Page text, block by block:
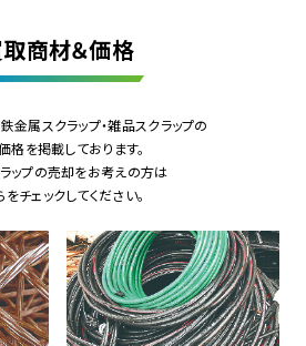
商材＆価格
金属スクラップ・雑品スクラップの
格を掲載しております。
ップの売却をお考えの方は
をチェックしてください。